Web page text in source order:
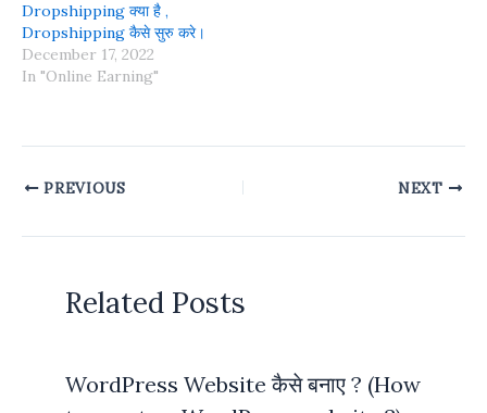
Dropshipping क्या है ,
Dropshipping कैसे सुरु करे।
December 17, 2022
In "Online Earning"
PREVIOUS NEXT
Related Posts
WordPress Website कैसे बनाए ? (How